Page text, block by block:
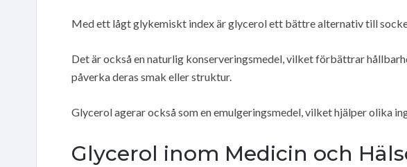
Med ett lågt glykemiskt index är glycerol ett bättre alternativ till
Det är också en naturlig konserveringsmedel, vilket förbättrar
påverka deras smak eller struktur.
Glycerol agerar också som en emulgeringsmedel, vilket hjälper olika
Glycerol inom Medicin och